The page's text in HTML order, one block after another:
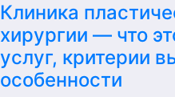
Клиника
хирургии — что
услуг, критерии
особенности